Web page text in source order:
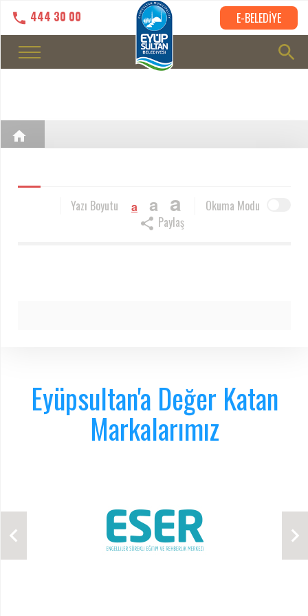
444 30 00 E-BELEDİYE
Okuma Modu
Yazı Boyutu a a a
Paylaş
Eyüpsultan'a Değer Katan
Markalarımız